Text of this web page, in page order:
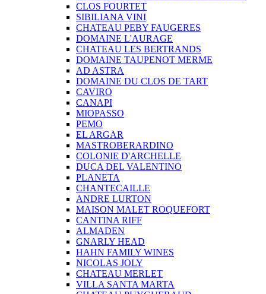
CLOS FOURTET
SIBILIANA VINI
CHATEAU PEBY FAUGERES
DOMAINE L'AURAGE
CHATEAU LES BERTRANDS
DOMAINE TAUPENOT MERME
AD ASTRA
DOMAINE DU CLOS DE TART
CAVIRO
CANAPI
MIOPASSO
PEMO
EL ARGAR
MASTROBERARDINO
COLONIE D'ARCHELLE
DUCA DEL VALENTINO
PLANETA
CHANTECAILLE
ANDRE LURTON
MAISON MALET ROQUEFORT
CANTINA RIFF
ALMADEN
GNARLY HEAD
HAHN FAMILY WINES
NICOLAS JOLY
CHATEAU MERLET
VILLA SANTA MARTA